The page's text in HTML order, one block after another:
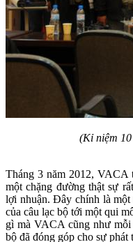
(Kỉ niệm
Tháng 3 năm 2012, VACA
một chặng đường thật sự
lợi nhuận. Đây chính là một
của câu lạc bộ tới một qui
gì mà VACA cũng như mỗi
bộ đã đóng góp cho sự